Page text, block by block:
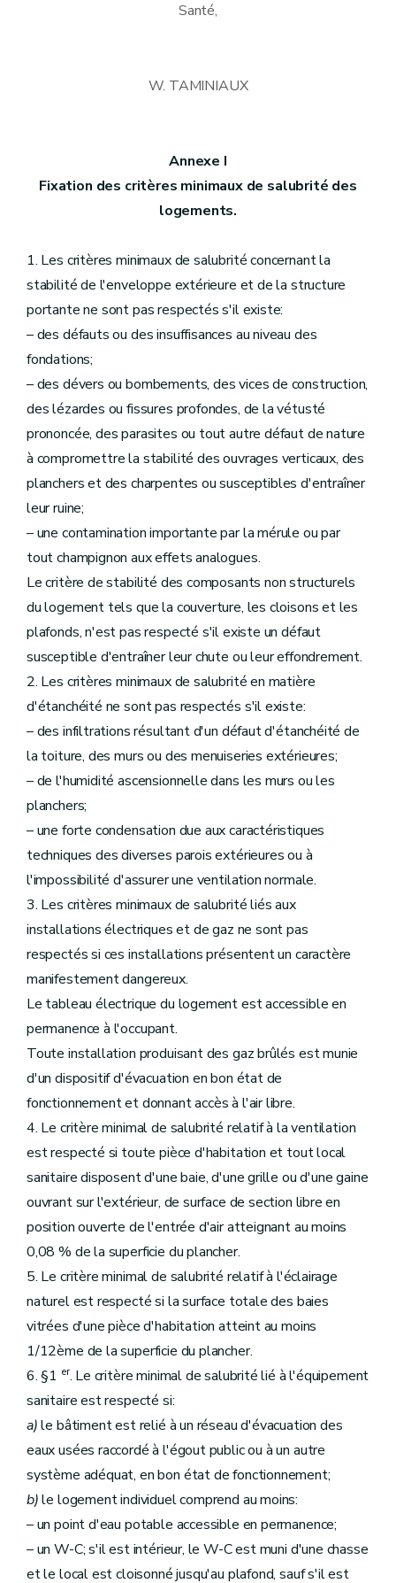
Santé,
W. TAMINIAUX
Annexe I
Fixation des critères minimaux de salubrité des
logements.
1. Les critères minimaux de salubrité concernant la
stabilité de l'enveloppe extérieure et de la structure
portante ne sont pas respectés s'il existe:
– des défauts ou des insuffisances au niveau des
fondations;
– des dévers ou bombements, des vices de construction,
des lézardes ou fissures profondes, de la vétusté
prononcée, des parasites ou tout autre défaut de nature
à compromettre la stabilité des ouvrages verticaux, des
planchers et des charpentes ou susceptibles d'entraîner
leur ruine;
– une contamination importante par la mérule ou par
tout champignon aux effets analogues.
Le critère de stabilité des composants non structurels
du logement tels que la couverture, les cloisons et les
plafonds, n'est pas respecté s'il existe un défaut
susceptible d'entraîner leur chute ou leur effondrement.
2. Les critères minimaux de salubrité en matière
d'étanchéité ne sont pas respectés s'il existe:
– des infiltrations résultant d'un défaut d'étanchéité de
la toiture, des murs ou des menuiseries extérieures;
– de l'humidité ascensionnelle dans les murs ou les
planchers;
– une forte condensation due aux caractéristiques
techniques des diverses parois extérieures ou à
l'impossibilité d'assurer une ventilation normale.
3. Les critères minimaux de salubrité liés aux
installations électriques et de gaz ne sont pas
respectés si ces installations présentent un caractère
manifestement dangereux.
Le tableau électrique du logement est accessible en
permanence à l'occupant.
Toute installation produisant des gaz brûlés est munie
d'un dispositif d'évacuation en bon état de
fonctionnement et donnant accès à l'air libre.
4. Le critère minimal de salubrité relatif à la ventilation
est respecté si toute pièce d'habitation et tout local
sanitaire disposent d'une baie, d'une grille ou d'une gaine
ouvrant sur l'extérieur, de surface de section libre en
position ouverte de l'entrée d'air atteignant au moins
0,08 % de la superficie du plancher.
5. Le critère minimal de salubrité relatif à l'éclairage
naturel est respecté si la surface totale des baies
vitrées d'une pièce d'habitation atteint au moins
1/12ème de la superficie du plancher.
6. §1 er. Le critère minimal de salubrité lié à l'équipement
sanitaire est respecté si:
a)le bâtiment est relié à un réseau d'évacuation des
eaux usées raccordé à l'égout public ou à un autre
système adéquat, en bon état de fonctionnement;
b)le logement individuel comprend au moins:
– un point d'eau potable accessible en permanence;
– un W-C; s'il est intérieur, le W-C est muni d'une chasse
et le local est cloisonné jusqu'au plafond, sauf s'il est